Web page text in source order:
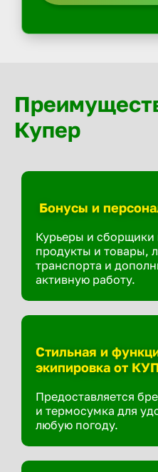
Купер
Бонусы и
Курьеры и сборщики
продукты и товары,
транспорта и
активную работу.
Стильная и
экипировка от
Предоставляется
и термосумка для
любую погоду.